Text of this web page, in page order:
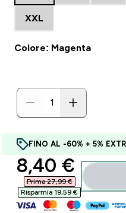
XXL
Colore: Magenta
FINO AL -60% + 5%
discounted
8,40 €‎
Prima 27,99 €‎
Risparmia 19,59 €‎